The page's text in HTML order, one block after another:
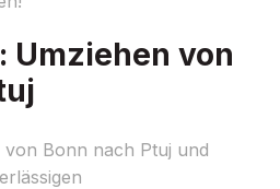
Umziehen von
Bonn nach Ptuj und